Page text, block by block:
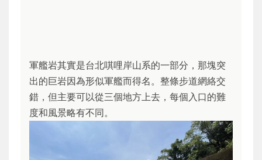
軍艦岩其實是台北唭哩岸山系的一部分，那塊突
出的巨岩因為形似軍艦而得名。整條步道網絡交
錯，但主要可以從三個地方上去，每個入口的難
度和風景略有不同。